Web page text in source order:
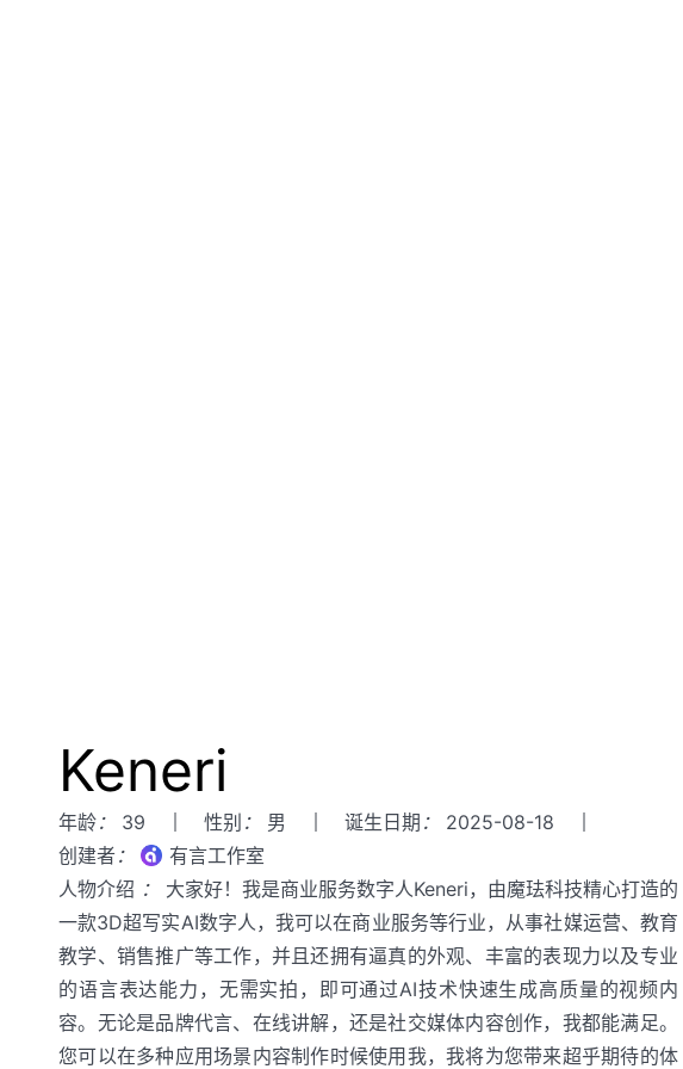
Keneri
年龄： 39 性别 ： 男 诞生日期 ：
2025-08-18
创建者：
有言工作室
人物介绍 ：
大家好！我是商业服务数字人Keneri，由魔珐科技精心打造的
一款3D超写实AI数字人，我可以在商业服务等行业，从事社媒运营、教育
教学、销售推广等工作，并且还拥有逼真的外观、丰富的表现力以及专业
的语言表达能力，无需实拍，即可通过AI技术快速生成高质量的视频内
容。无论是品牌代言、在线讲解，还是社交媒体内容创作，我都能满足。
您可以在多种应用场景内容制作时候使用我，我将为您带来超乎期待的体